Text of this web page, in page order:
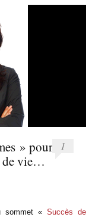
» pour
de vie…
1
sommet « Succès de